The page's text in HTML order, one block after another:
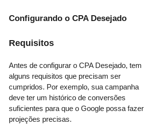
Configurando o CPA Desejado
Requisitos
Antes de configurar o CPA Desejado, tem
alguns requisitos que precisam ser
cumpridos. Por exemplo, sua campanha
deve ter um histórico de conversões
suficientes para que o Google possa fazer
projeções precisas.